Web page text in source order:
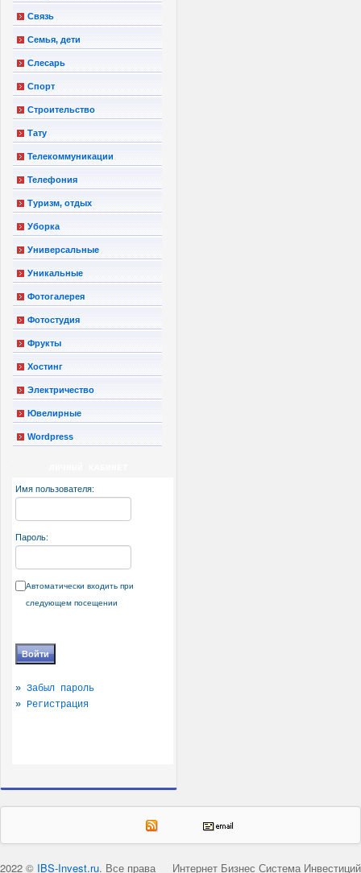
Связь
Семья, дети
Слесарь
Спорт
Строительство
Тату
Телекоммуникации
Телефония
Туризм, отдых
Уборка
Универсальные
Уникальные
Фотогалерея
Фотостудия
Фрукты
Хостинг
Электричество
Ювелирные
Wordpress
Имя пользователя:
Пароль:
Автоматически входить при
следующем посещении
» Забыл пароль
» Регистрация
Интернет Бизнес Система Инвестиций
2022 © IBS-Invest.ru. Все права